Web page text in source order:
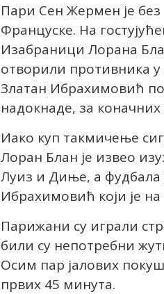
Пари Сен Жермен је
Француске. На
Изабраници Лорана
отворили противника
Златан Ибрахимовић
надокнаде, за
Иако куп такмичење
Лоран Блан је извео
Луиз и Диње, а фудбала
Ибрахимовић који је
Парижани су играли
били су непотребни
Осим пар јалових
првих 45 минута.